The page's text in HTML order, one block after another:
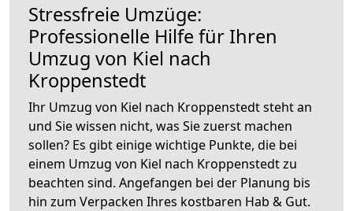
Stressfreie Umzüge:
Professionelle Hilfe für Ihren
Umzug von Kiel nach
Kroppenstedt
Ihr Umzug von Kiel nach Kroppenstedt steht an
und Sie wissen nicht, was Sie zuerst machen
sollen? Es gibt einige wichtige Punkte, die bei
einem Umzug von Kiel nach Kroppenstedt zu
beachten sind. Angefangen bei der Planung bis
hin zum Verpacken Ihres kostbaren Hab & Gut.